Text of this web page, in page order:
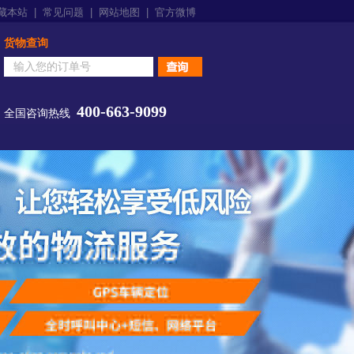
本站 常见问题 网站地图 官方微博
货物查询
全国咨询热线 400-663-9099